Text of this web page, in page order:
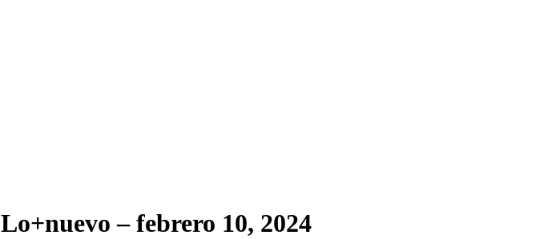
Lo+nuevo – febrero 10, 2024